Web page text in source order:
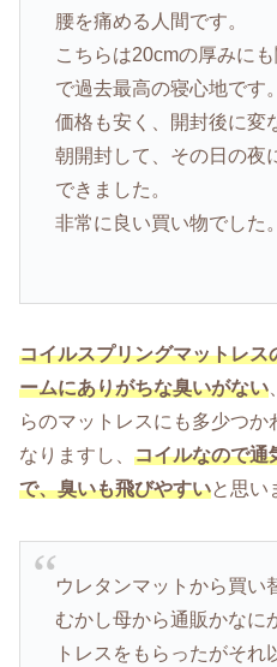
腰を痛める人間です。
こちらは20cmの厚みに
で過去最高の寝心地です。
価格も安く、開封後に変
朝開封して、その日の夜
できました。
非常に良い買い物でした。
コイルスプリングマットレ
ームにありがちな臭いがない
らのマットレスにも多少つ
なりますし、 コイルなので通
で、臭いも飛びやすいと思い
ウレタンマットから買い
むかし母から通販かなに
トレスをもらったがそれ